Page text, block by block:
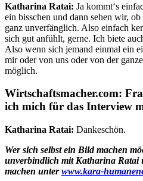
Katharina Ratai: Ja kommt‘s
ein bisschen und dann sehen wir,
ganz unverfänglich. Also einfach
sich gut anfühlt, gerne. Ich biete
Also wenn sich jemand einmal ein
mir oder von uns oder von der
möglich.
Wirtschaftsmacher.com:
ich mich für das Interview
Katharina Ratai: Dankeschön.
Wer sich selbst ein Bild machen
unverbindlich mit Katharina Ratai
machen unterwww.kara-